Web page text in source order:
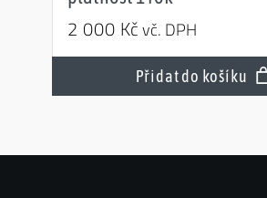
2 000Kčvč. DPH
Přidat do košíku